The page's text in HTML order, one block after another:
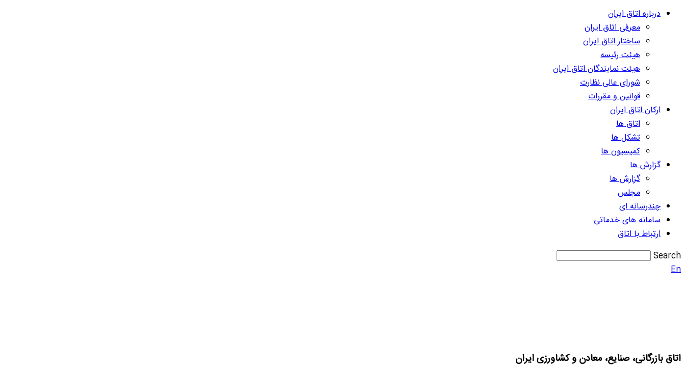
درباره اتاق ایران
معرفی اتاق ایران
ساختار اتاق ایران
هیئت رئیسه
هیئت نمایندگان اتاق ایران
شورای عالی نظارت
قوانین و مقررات
ارکان اتاق ایران
اتاق ها
تشکل ها
کمیسیون ها
گزارش ها
گزارش ها
مجلس
چندرسانه ای
سامانه های خدماتی
ارتباط با اتاق
Search
En
اتاق بازرگانی، صنایع، معادن و کشاورزی ایران